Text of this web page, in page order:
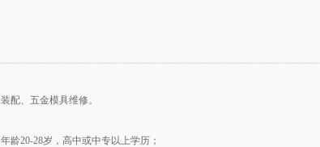
配、五金模具维修。
龄20-28岁，高中或中专以上学历；